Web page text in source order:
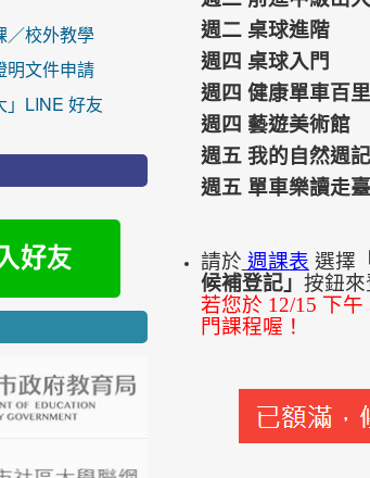
／校外教學
明文件申請
」LINE 好友
週二 桌球進階
週四 桌球入門
週四 健康單車百
週四 藝遊美術館
週五 我的自然週記
週五 單車樂讀走
請於 週課表 選擇
候補登記」 按鈕來
若您於 12/15 下
門課程喔！